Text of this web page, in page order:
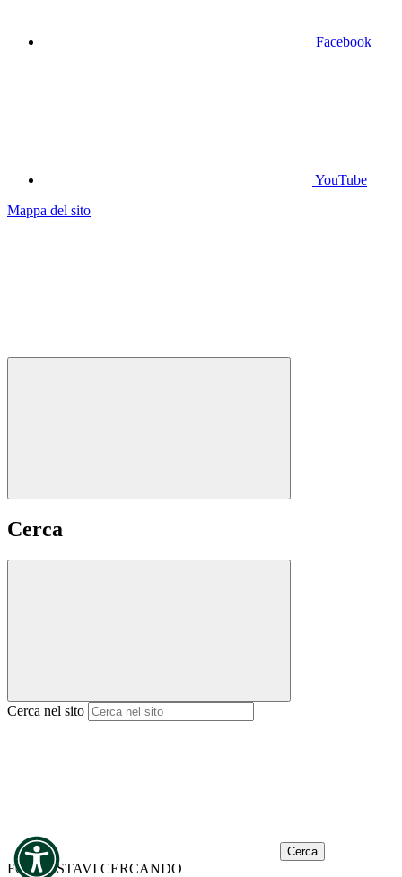
Facebook
YouTube
Mappa del sito
Cerca
Cerca nel sito
Cerca
FORSE STAVI CERCANDO